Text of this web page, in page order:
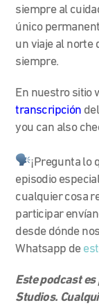
siempre al
único
un viaje al norte
siempre.
En nuestro sitio
transcripción
you can also
¡Pregunta lo
episodio
cualquier cosa
participar
desde dónde
Whatsapp de
Este podcast
Studios.